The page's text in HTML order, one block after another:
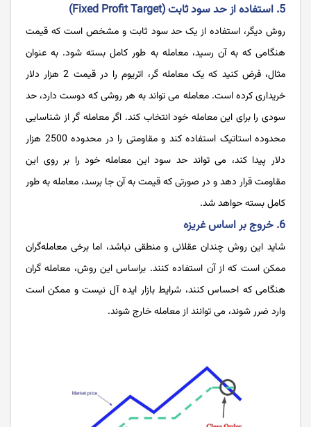
5. استفاده از حد سود ثابت (Fixed Profit Target)
روش دیگر، استفاده از یک حد سود ثابت و مشخص است که قیمت
هنگامی که به آن رسید، معامله به طور کامل بسته شود. به عنوان
مثال، فرض کنید که یک معامله گر، اتریوم را در قیمت 2 هزار دلار
خریداری کرده است. معامله می تواند به هر روشی که دوست دارد، حد
سودی را برای این معامله خود انتخاب کند. اگر معامله گر از شناسایی
محدوده استاتیک استفاده کند و مقاومتی را در محدوده 2500 هزار
دلار پیدا کند، می تواند حد سود این معامله خود را بر روی این
مقاومت قرار دهد و در صورتی که قیمت به آن جا برسد، معامله به طور
کامل بسته حواهد شد.
6. خروج بر اساس غریزه
شاید این روش چندان عقلانی و منطقی نباشد، اما برخی معامله‌گران
ممکن است که از آن استفاده کنند. براساس این روش، معامله گران
هنگامی که احساس کنند، شرایط بازار ایده آل نیست و ممکن است
وارد ضرر شوند، می توانند از معامله خارج شوند.